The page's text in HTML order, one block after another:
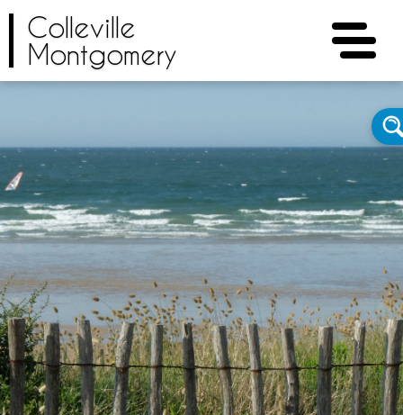
Colleville
Montgomery